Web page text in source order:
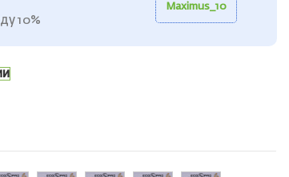
10%
Maximus_10